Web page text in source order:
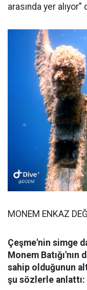
arasında yer
MONEM ENKAZ
Çeşme'nin simge
Monem Batığı'nın
sahip olduğunun
şu sözlerle anlattı: